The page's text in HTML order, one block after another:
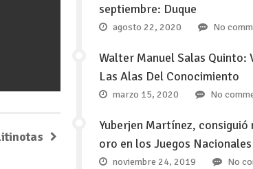
septiembre: Duque
agosto 22, 2020 No
Walter Manuel Salas Quinto:
Las Alas Del Conocimiento
marzo 15, 2020 No
Yuberjen Martínez, consiguió
oro en los Juegos Nacionales
noviembre 24, 2019 No